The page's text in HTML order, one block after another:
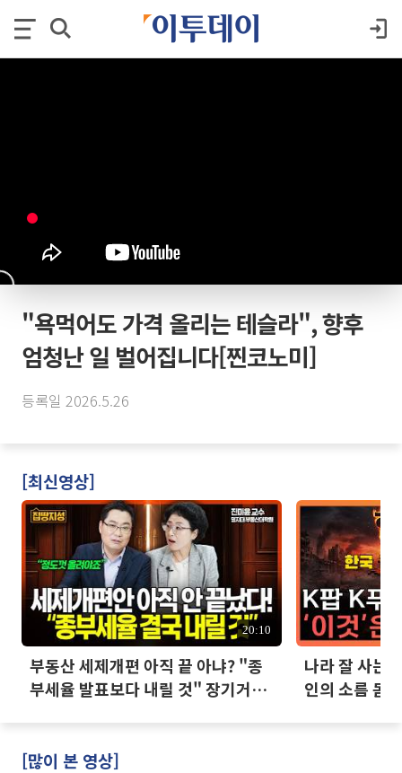
"욕먹어도 가격 올리는 테슬라", 향후
엄청난 일 벌어집니다[찐코노미]
등록일 2026.5.26
[최신영상]
20:10
부동산 세제개편 아직 끝 아냐? "종
부세율 발표보다 내릴 것" 장기거주
나라 잘 사는
인의 소름 돋
[많이 본 영상]